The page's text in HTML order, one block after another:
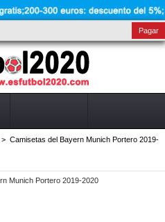
Pagar
> Camisetas del Bayern Munich Portero 2019-